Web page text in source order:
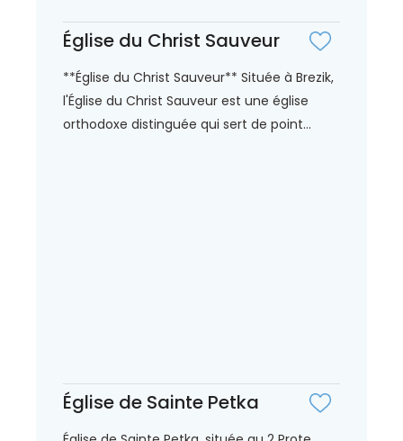
Église du Christ Sauveur
**Église du Christ Sauveur** Située à Brezik,
l'Église du Christ Sauveur est une église
orthodoxe distinguée qui sert de point...
Église de Sainte Petka